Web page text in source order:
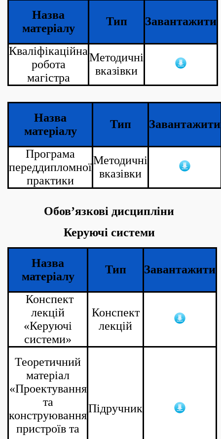
Назва
матеріалу
Тип Завантажити
Кваліфікаційна
робота
магістра
Методичні
вказівки
Назва
матеріалу
Тип Завантажити
Програма
переддипломної
практики
Методичні
вказівки
Обов’язкові дисципліни
Керуючі системи
Назва
матеріалу
Тип Завантажити
Конспект
лекцій
«Керуючі
системи»
Конспект
лекцій
Теоретичний
матеріал
«Проектування
та
конструювання
пристроїв та
Підручник